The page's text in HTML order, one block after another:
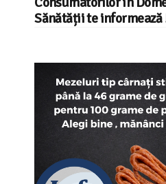
Sănătății te informează